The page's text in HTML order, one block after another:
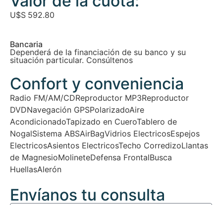
U$S 592.80
Bancaria
Dependerá de la financiación de su banco y su
situación particular. Consúltenos
Confort y conveniencia
Radio FM/AM/CDReproductor MP3Reproductor
DVDNavegación GPSPolarizadoAire
AcondicionadoTapizado en CueroTablero de
NogalSistema ABSAirBagVidrios ElectricosEspejos
ElectricosAsientos ElectricosTecho CorredizoLlantas
de MagnesioMolineteDefensa FrontalBusca
HuellasAlerón
Envíanos tu consulta